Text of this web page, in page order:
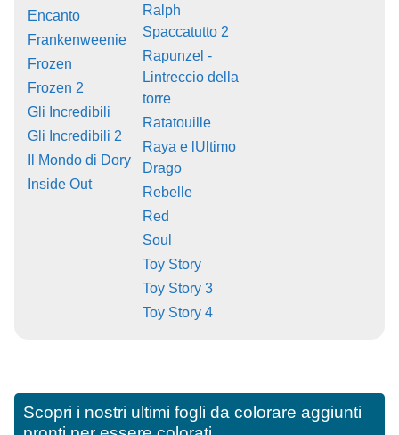
Encanto
Frankenweenie
Frozen
Frozen 2
Gli Incredibili
Gli Incredibili 2
Il Mondo di Dory
Inside Out
Ralph
Spaccatutto 2
Rapunzel -
Lintreccio della
torre
Ratatouille
Raya e lUltimo
Drago
Rebelle
Red
Soul
Toy Story
Toy Story 3
Toy Story 4
Scopri i nostri ultimi fogli da colorare aggiunti